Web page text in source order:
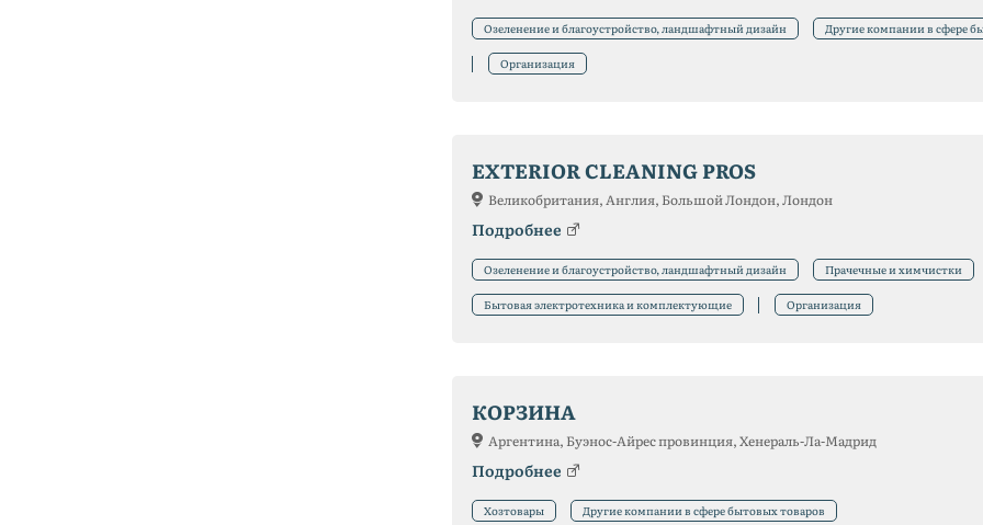
Озеленение и благоустройство, ландшафтный дизайн Другие компании в сфере
Организация
EXTERIOR CLEANING PROS
Великобритания, Англия, Большой Лондон, Лондон
Подробнее
Озеленение и благоустройство, ландшафтный дизайн Прачечные и химчистки
Бытовая электротехника и комплектующие Организация
КОРЗИНА
Аргентина, Буэнос-Айрес провинция, Хенераль-Ла-Мадрид
Подробнее
Хозтовары Другие компании в сфере бытовых товаров